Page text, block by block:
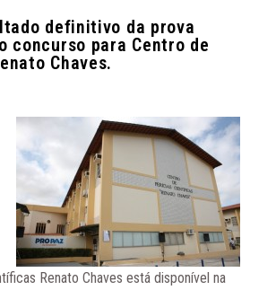
definitivo da prova
concurso para Centro de
Chaves.
Renato Chaves está disponível na